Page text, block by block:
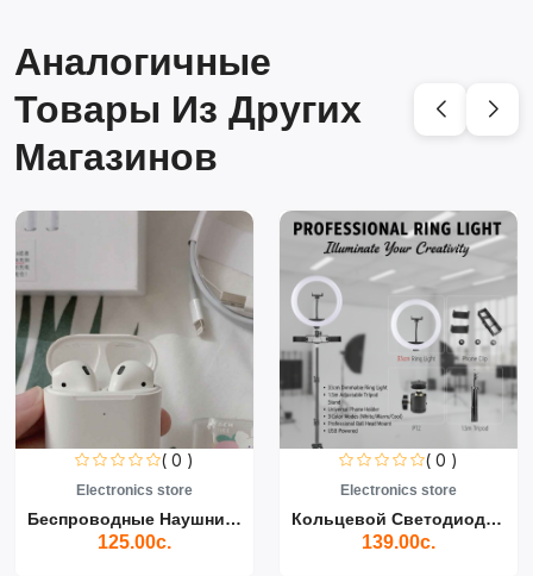
Аналогичные
Товары Из Других
Магазинов
( 0 )
Electronics store
Беспроводные Наушники Air...
125.00с.
( 0 )
Electronics store
Кольцевой Светодиодный Св...
139.00с.